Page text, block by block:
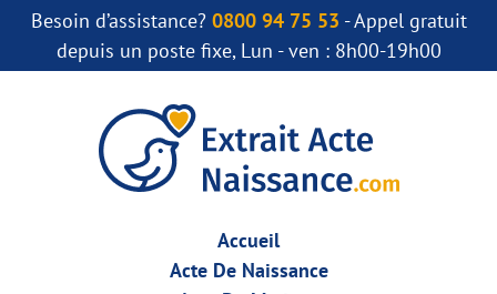
Besoin d’assistance? 0800 94 75 53 - Appel gratuit
depuis un poste fixe, Lun - ven : 8h00-19h00
Accueil
Acte De Naissance